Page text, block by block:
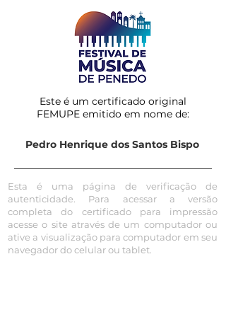
Este é um certificado original
FEMUPE emitido em nome de:
Pedro Henrique dos Santos Bispo
Esta é uma página de verificação de
autenticidade. Para acessar a versão
completa do certificado para impressão
acesse o site através de um computador ou
ative a visualização para computador em seu
navegador do celular ou tablet.